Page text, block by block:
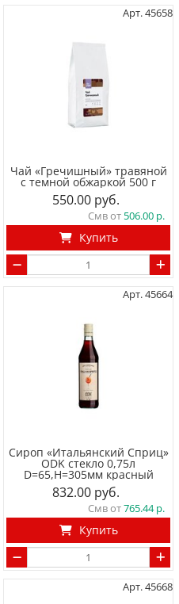
Арт. 45658
Чай «Гречишный» травяной
с темной обжаркой 500 г
550.00
Смв от 506.00
Купить
Арт. 45664
Сироп «Итальянский Сприц»
ODK стекло 0,75л
D=65,H=305мм красный
832.00
Смв от765.44
Купить
Арт. 45668